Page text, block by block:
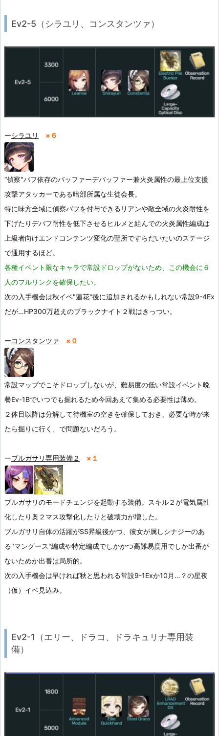
Ev2-5（シラユリ、コンスタンツァ）
ーシラユリ ×６
“偵察"バフ依存のバッファーデバッファー兼火炎属性の最上位支援
攻撃アタッカーである暗部所属な生徒会長。
特に味方全域に偵察バフを付与できるリアンや敵全域の火炎耐性を
下げたりデバフ耐性を低下させるヒルメと組んでの火炎属性編成は
上級者向けエンドコンテンツ変化の聖所ですらだいたいのステージ
で通用するほど。
各種イベント限なキャラで常設ドロップがないため、この機会に６
人のフルリンクを確保したい。
次の入手機会は秋イベ"蓮花"後に追加されるかもしれない常設9-4Ex
だが…HP300万超えのブラックナイト２戦はきっつい。
ーコンスタンツァ ×０
常設マップでこそドロップしないが、難易度の低い常設イベント晩
餐Ev-1Bでいつでも掘れるため今回あえて集める必要性は薄め。
２体目以降は分解して待機室の空きを確保しておき、必要な時が来
たら掘りに行く、で問題ないだろう。
ーブルガサリ専用装備２ ×１
ブルガサリのモードチェンジを起動する装備。スキル２が電気属性
化したり奥２マス攻撃化したりと破壊力が増した。
ブルガサリ自体の活躍がSS昇級後かつ、彼女が属しシナジーのあ
る"マングース"編成や特定編成でしかかつ高難易度用でしか出番が
ないためか出番は局所的。
次の入手機会は早ければ秋と思われる常設9-1Exか10月…？の星夜
（仮）イベ見込み。
Ev2-1（エリー、ドラコ、ドラキュリナ専用装
備）